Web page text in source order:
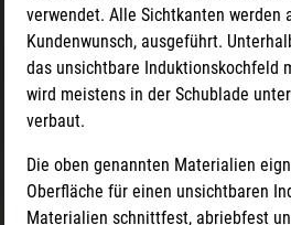
verwendet. Alle Sichtkanten werden
Kundenwunsch, ausgeführt.
das unsichtbare Induktionskochfeld
wird meistens in der Schublade
verbaut.
Die oben genannten Materialien
Oberfläche für einen unsichtbaren
Materialien schnittfest, abriebfest